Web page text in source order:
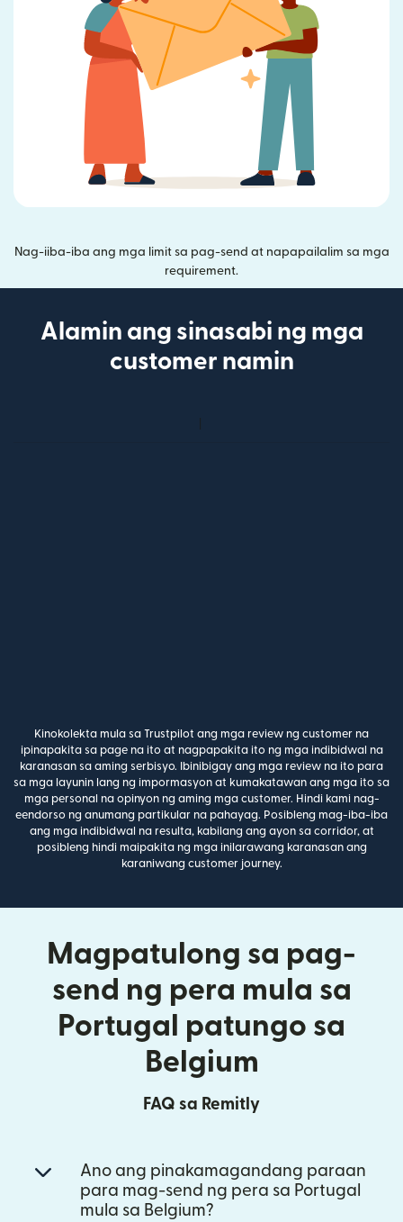
Nag-iiba-iba ang mga limit sa pag-send at napapailalim sa mga
requirement.
Alamin ang sinasabi ng mga
customer namin
Kinokolekta mula sa Trustpilot ang mga review ng customer na
ipinapakita sa page na ito at nagpapakita ito ng mga indibidwal na
karanasan sa aming serbisyo. Ibinibigay ang mga review na ito para
sa mga layunin lang ng impormasyon at kumakatawan ang mga ito sa
mga personal na opinyon ng aming mga customer. Hindi kami nag-
eendorso ng anumang partikular na pahayag. Posibleng mag-iba-iba
ang mga indibidwal na resulta, kabilang ang ayon sa corridor, at
posibleng hindi maipakita ng mga inilarawang karanasan ang
karaniwang customer journey.
Magpatulong sa pag-
send ng pera mula sa
Portugal patungo sa
Belgium
FAQ sa Remitly
Ano ang pinakamagandang paraan
para mag-send ng pera sa Portugal
mula sa Belgium?